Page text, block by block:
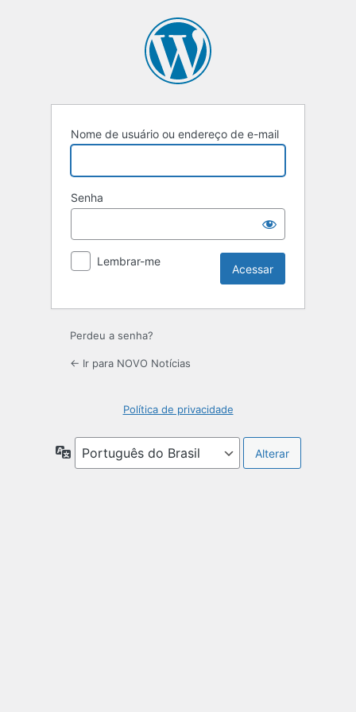
Nome de usuário ou endereço de e-mail
Senha
Lembrar-me
Perdeu a senha?
← Ir para NOVO Notícias
Política de privacidade
Idioma